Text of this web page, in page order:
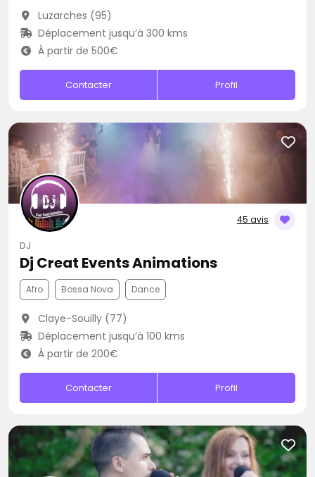
Luzarches (95)
Déplacement jusqu’à 300 kms
À partir de 500€
Contacter Profil
45 avis
DJ
Dj Creat Events Animations
Afro Bossa Nova Dance
Claye-Souilly (77)
Déplacement jusqu’à 100 kms
À partir de 200€
Contacter Profil